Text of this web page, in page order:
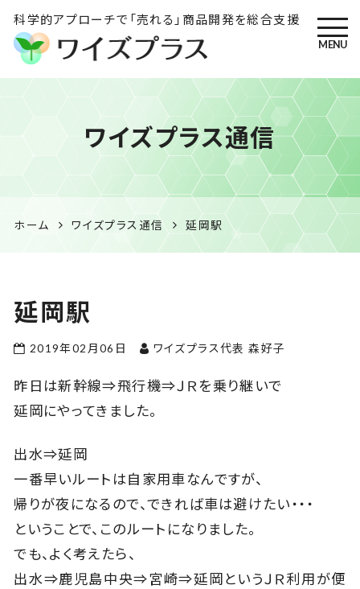
科学的アプローチで「売れる」商品開発を総合支援
ワイズプラス｜鹿児島の特産
品開発・HACCP衛生管理・食
品表示の専門コンサル
MENU
ワイズプラス通信
ホーム ワイズプラス通信 延岡駅
延岡駅
2019年02月06日 ワイズプラス代表 森好子
昨日は新幹線⇒飛行機⇒ＪＲを乗り継いで
延岡にやってきました。
出水⇒延岡
一番早いルートは自家用車なんですが、
帰りが夜になるので、できれば車は避けたい・・・
ということで、このルートになりました。
でも、よく考えたら、
出水⇒鹿児島中央⇒宮崎⇒延岡というＪＲ利用が便